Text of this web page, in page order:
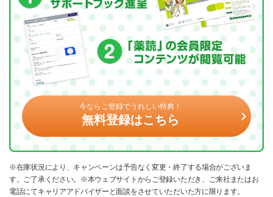
今ならご登録でうれしい特典！
無料登録はこちら
※在庫状況により、キャンペーンは予告なく変更・終了する場合がございま
す。ご了承ください。※本ウェブサイトからご登録いただき、ご来社またはお
電話にてキャリアアドバイザーと面談をさせていただいた方に限ります。